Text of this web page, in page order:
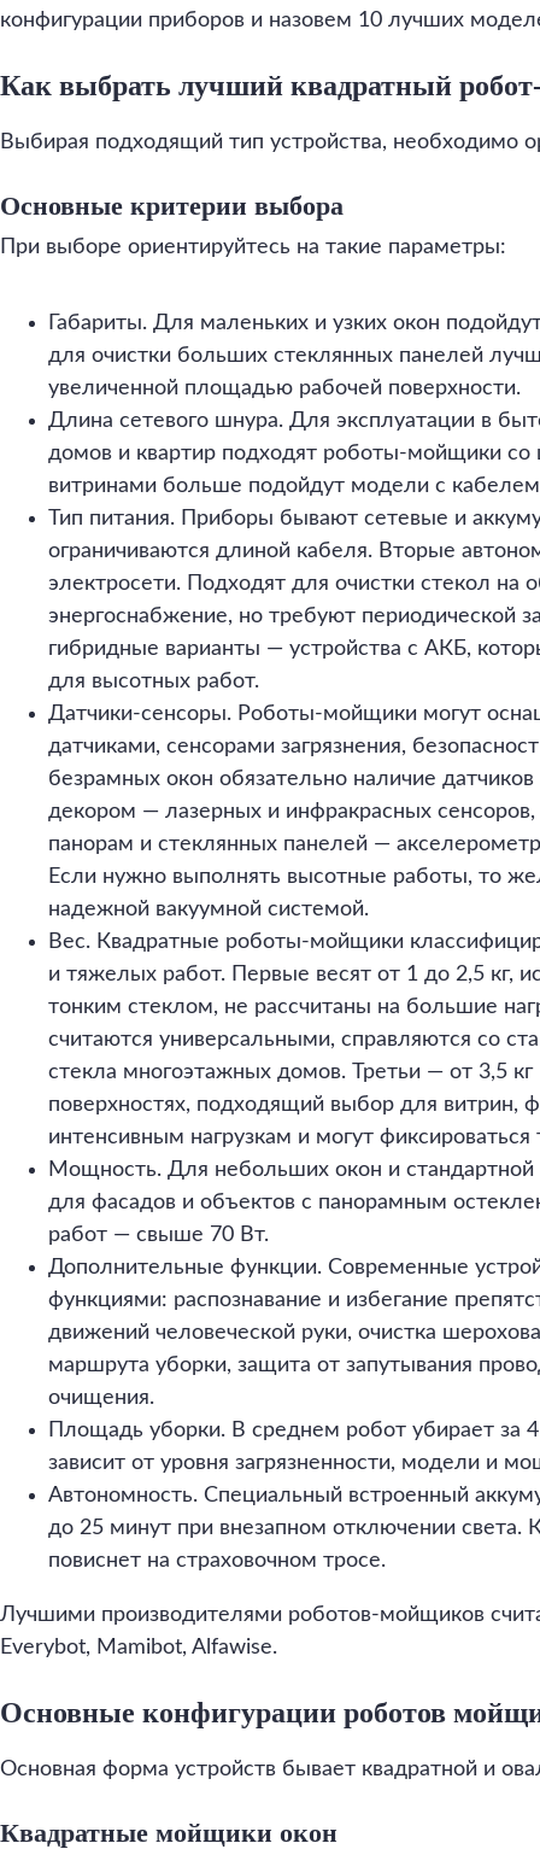
конфигурации приборов и назовем 10 лучших
Как выбрать лучший квадратный
Выбирая подходящий тип устройства, необходимо
Основные критерии выбора
При выборе ориентируйтесь на такие параметры:
Габариты. Для маленьких и узких окон
для очистки больших стеклянных панелей
увеличенной площадью рабочей поверхности.
Длина сетевого шнура. Для эксплуатации в
домов и квартир подходят роботы-мойщики
витринами больше подойдут модели с
Тип питания. Приборы бывают сетевые и
ограничиваются длиной кабеля. Вторые
электросети. Подходят для очистки стекол на
энергоснабжение, но требуют периодической
гибридные варианты — устройства с АКБ,
для высотных работ.
Датчики-сенсоры. Роботы-мойщики могут
датчиками, сенсорами загрязнения,
безрамных окон обязательно наличие
декором — лазерных и инфракрасных
панорам и стеклянных панелей —
Если нужно выполнять высотные работы, то
надежной вакуумной системой.
Вес. Квадратные роботы-мойщики
и тяжелых работ. Первые весят от 1 до 2,5 кг,
тонким стеклом, не рассчитаны на большие
считаются универсальными, справляются со
стекла многоэтажных домов. Третьи — от 3,5
поверхностях, подходящий выбор для витрин,
интенсивным нагрузкам и могут
Мощность. Для небольших окон и стандартной
для фасадов и объектов с панорамным
работ — свыше 70 Вт.
Дополнительные функции. Современные
функциями: распознавание и избегание
движений человеческой руки, очистка
маршрута уборки, защита от запутывания
очищения.
Площадь уборки. В среднем робот убирает за
зависит от уровня загрязненности, модели и
Автономность. Специальный встроенный
до 25 минут при внезапном отключении света.
повиснет на страховочном тросе.
Лучшими производителями роботов-мойщиков
Everybot, Mamibot, Alfawise.
Основные конфигурации роботов
Основная форма устройств бывает квадратной и
Квадратные мойщики окон